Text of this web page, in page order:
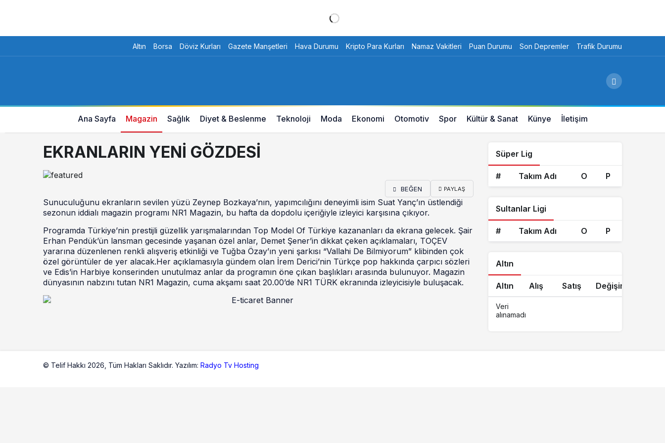
Altın Borsa Döviz Kurları Gazete Manşetleri Hava Durumu Kripto Para Kurları Namaz Vakitleri Puan Durumu Son Depremler Trafik Durumu
Ana Sayfa Magazin Sağlık Diyet & Beslenme Teknoloji Moda Ekonomi Otomotiv Spor Kültür & Sanat Künye İletişim
EKRANLARIN YENİ GÖZDESİ
BEĞEN PAYLAŞ
Sunuculuğunu ekranların sevilen yüzü Zeynep Bozkaya’nın, yapımcılığını deneyimli isim Suat Yanç’ın üstlendiği
sezonun iddialı magazin programı NR1 Magazin, bu hafta da dopdolu içeriğiyle izleyici karşısına çıkıyor.
Programda Türkiye’nin prestijli güzellik yarışmalarından Top Model Of Türkiye kazananları da ekrana gelecek. Şair
Erhan Pendük’ün lansman gecesinde yaşanan özel anlar, Demet Şener’in dikkat çeken açıklamaları, TOÇEV
yararına düzenlenen renkli alışveriş etkinliği ve Tuğba Özay’ın yeni şarkısı “Vallahi De Bilmiyorum” klibinden çok
özel görüntüler de yer alacak.Her açıklamasıyla gündem olan İrem Derici’nin Türkçe pop hakkında çarpıcı sözleri
ve Edis’in Harbiye konserinden unutulmaz anlar da programın öne çıkan başlıkları arasında bulunuyor. Magazin
dünyasının nabzını tutan NR1 Magazin, cuma akşamı saat 20.00’de NR1 TÜRK ekranında izleyicisiyle buluşacak.
Süper Lig
# Takım Adı O P
Sultanlar Ligi
# Takım Adı O P
Altın
Altın Alış Satış Değişim
Veri
alınamadı
© Telif Hakkı 2026, Tüm Hakları Saklıdır. Yazılım: Radyo Tv Hosting